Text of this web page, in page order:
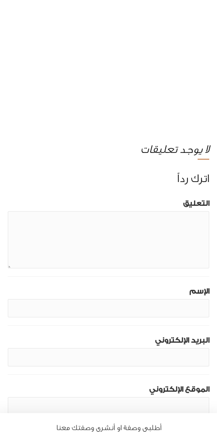
أطلبى وصفة او أنشرى وصفتك معنا
لا يوجد تعليقات
اترك رداً
التعليق
الإسم
البريد الإلكتروني
الموقع الإلكتروني